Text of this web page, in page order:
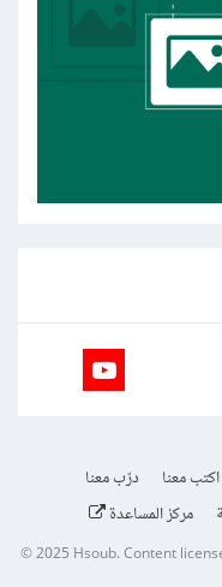
اكتب معنا
درّب معنا
مركز المساعدة
© 2025Hsoub.Content